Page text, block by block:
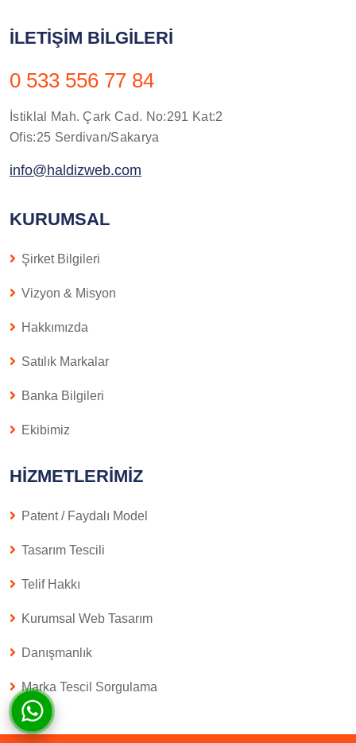
İLETIŞIM BILGILERI
0 533 556 77 84
İstiklal Mah. Çark Cad. No:291 Kat:2
Ofis:25 Serdivan/Sakarya
info@haldizweb.com
KURUMSAL
Şirket Bilgileri
Vizyon & Misyon
Hakkımızda
Satılık Markalar
Banka Bilgileri
Ekibimiz
HIZMETLERIMIZ
Patent / Faydalı Model
Tasarım Tescili
Telif Hakkı
Kurumsal Web Tasarım
Danışmanlık
Marka Tescil Sorgulama